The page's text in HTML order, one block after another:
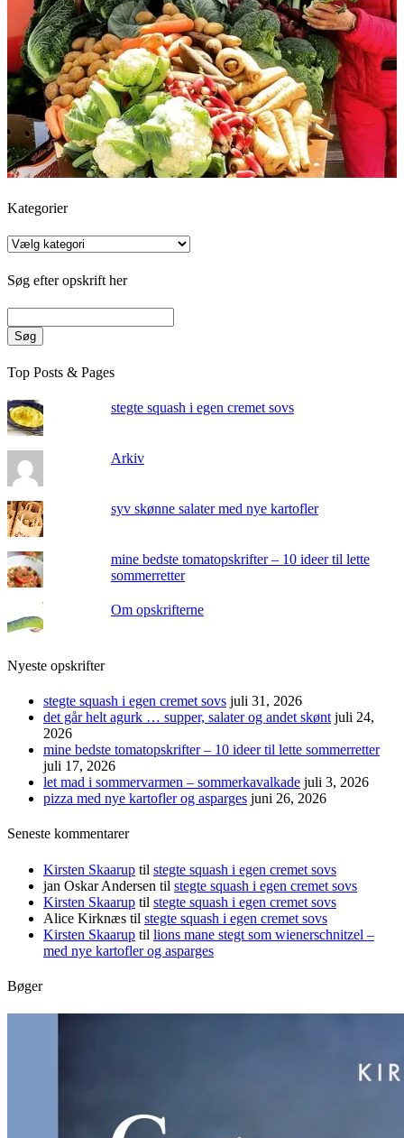
Kategorier
Kategorier
Søg efter opskrift her
Søg
Top Posts & Pages
stegte squash i egen cremet sovs
Arkiv
syv skønne salater med nye kartofler
mine bedste tomatopskrifter – 10 ideer til lette
sommerretter
Om opskrifterne
Nyeste opskrifter
stegte squash i egen cremet sovs juli 31, 2026
det går helt agurk … supper, salater og andet skønt juli 24,
2026
mine bedste tomatopskrifter – 10 ideer til lette sommerretter
juli 17, 2026
let mad i sommervarmen – sommerkavalkade juli 3, 2026
pizza med nye kartofler og asparges juni 26, 2026
Seneste kommentarer
Kirsten Skaarup til stegte squash i egen cremet sovs
jan Oskar Andersen til stegte squash i egen cremet sovs
Kirsten Skaarup til stegte squash i egen cremet sovs
Alice Kirknæs til stegte squash i egen cremet sovs
Kirsten Skaarup til lions mane stegt som wienerschnitzel –
med nye kartofler og asparges
Bøger